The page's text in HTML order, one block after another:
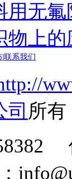
用无
物上的
联系我们
司 所